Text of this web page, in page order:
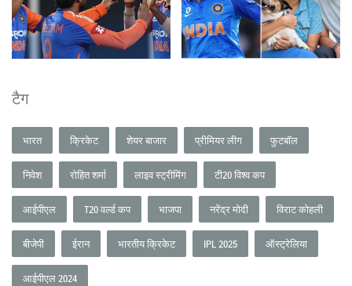
टैग
भारत क्रिकेट शेयर बाजार प्रीमियर लीग फुटबॉल
निवेश रोहित शर्मा लाइव स्ट्रीमिंग टी20 विश्व कप
आईपीएल T20 वर्ल्ड कप भाजपा नरेंद्र मोदी विराट कोहली
बीजेपी ईरान भारतीय क्रिकेट IPL 2025 ऑस्ट्रेलिया
आईपीएल 2024